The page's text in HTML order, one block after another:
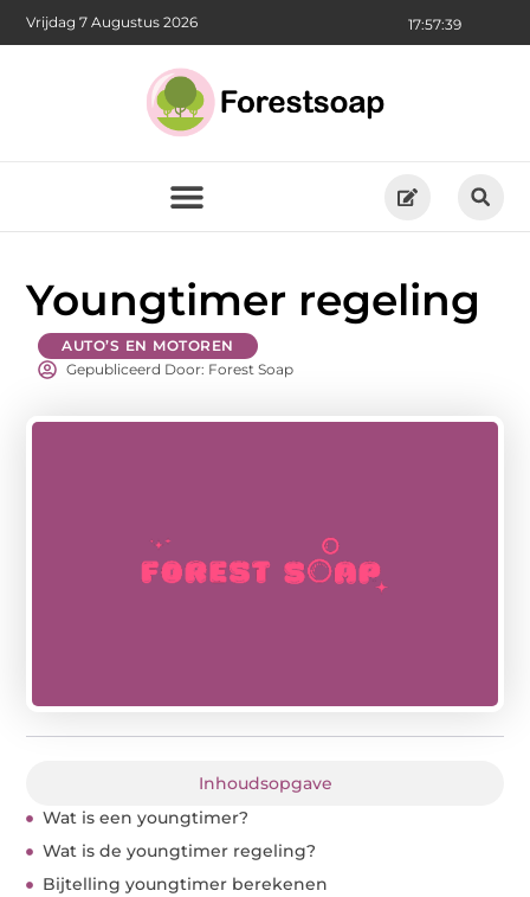
17:57:40
Vrijdag 7 Augustus 2026
Youngtimer regeling
AUTO’S EN MOTOREN
Gepubliceerd Door: Forest Soap
Inhoudsopgave
Wat is een youngtimer?
Wat is de youngtimer regeling?
Bijtelling youngtimer berekenen